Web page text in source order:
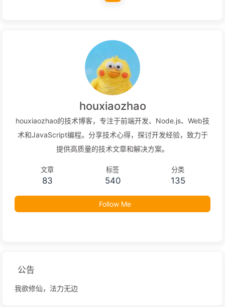
houxiaozhao
houxiaozhao的技术博客，专注于前端开发、Node.js、Web技
术和JavaScript编程。分享技术心得，探讨开发经验，致力于
提供高质量的技术文章和解决方案。
文章
83
标签
540
分类
135
Follow Me
公告
我欲修仙，法力无边